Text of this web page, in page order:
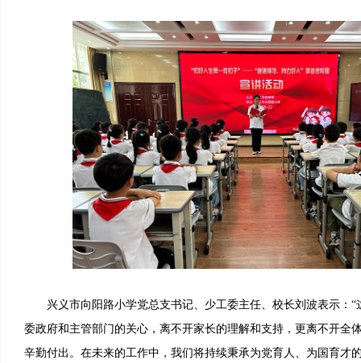
兴义市向阳路小学党总支书记、少工委主任、校长刘波表示：“
委政府和主管部门的关心，离不开家长的理解和支持，更离不开全
辛勤付出。在未来的工作中，我们将持续秉承为党育人、为国育才